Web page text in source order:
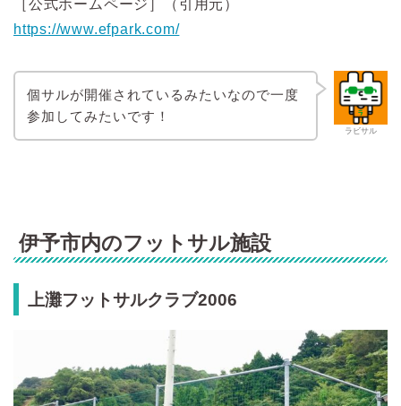
［公式ホームページ］（引用元）
https://www.efpark.com/
ラビサル
個サルが開催されているみたいなので一度
参加してみたいです！
伊予市内のフットサル施設
上灘フットサルクラブ2006